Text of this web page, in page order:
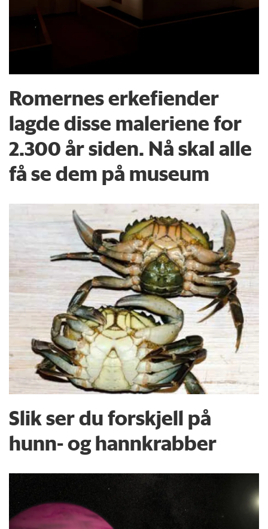
Romernes erkefiender
lagde disse maleriene for
2.300 år siden. Nå skal alle
få se dem på museum
Slik ser du forskjell på
hunn- og hannkrabber